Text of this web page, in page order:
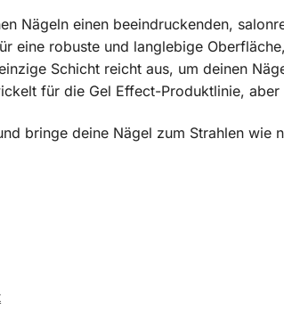
Nägeln einen beeindruckenden,
eine robuste und langlebige
Schicht reicht aus, um deinen
für die Gel Effect-Produktlinie,
bringe deine Nägel zum Strahlen